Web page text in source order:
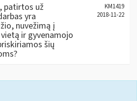
patirtos už
yra
nuvežimą į
ir gyvenamojo
šių
KM1419
2018-11-22